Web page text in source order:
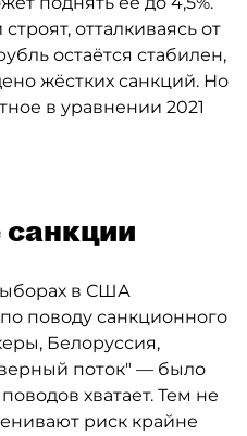
отталкиваясь от
остаётся стабилен,
жёстких санкций. Но
в уравнении 2021
в США
поводу санкционного
Белоруссия,
поток" — было
хватает. Тем не
риск крайне